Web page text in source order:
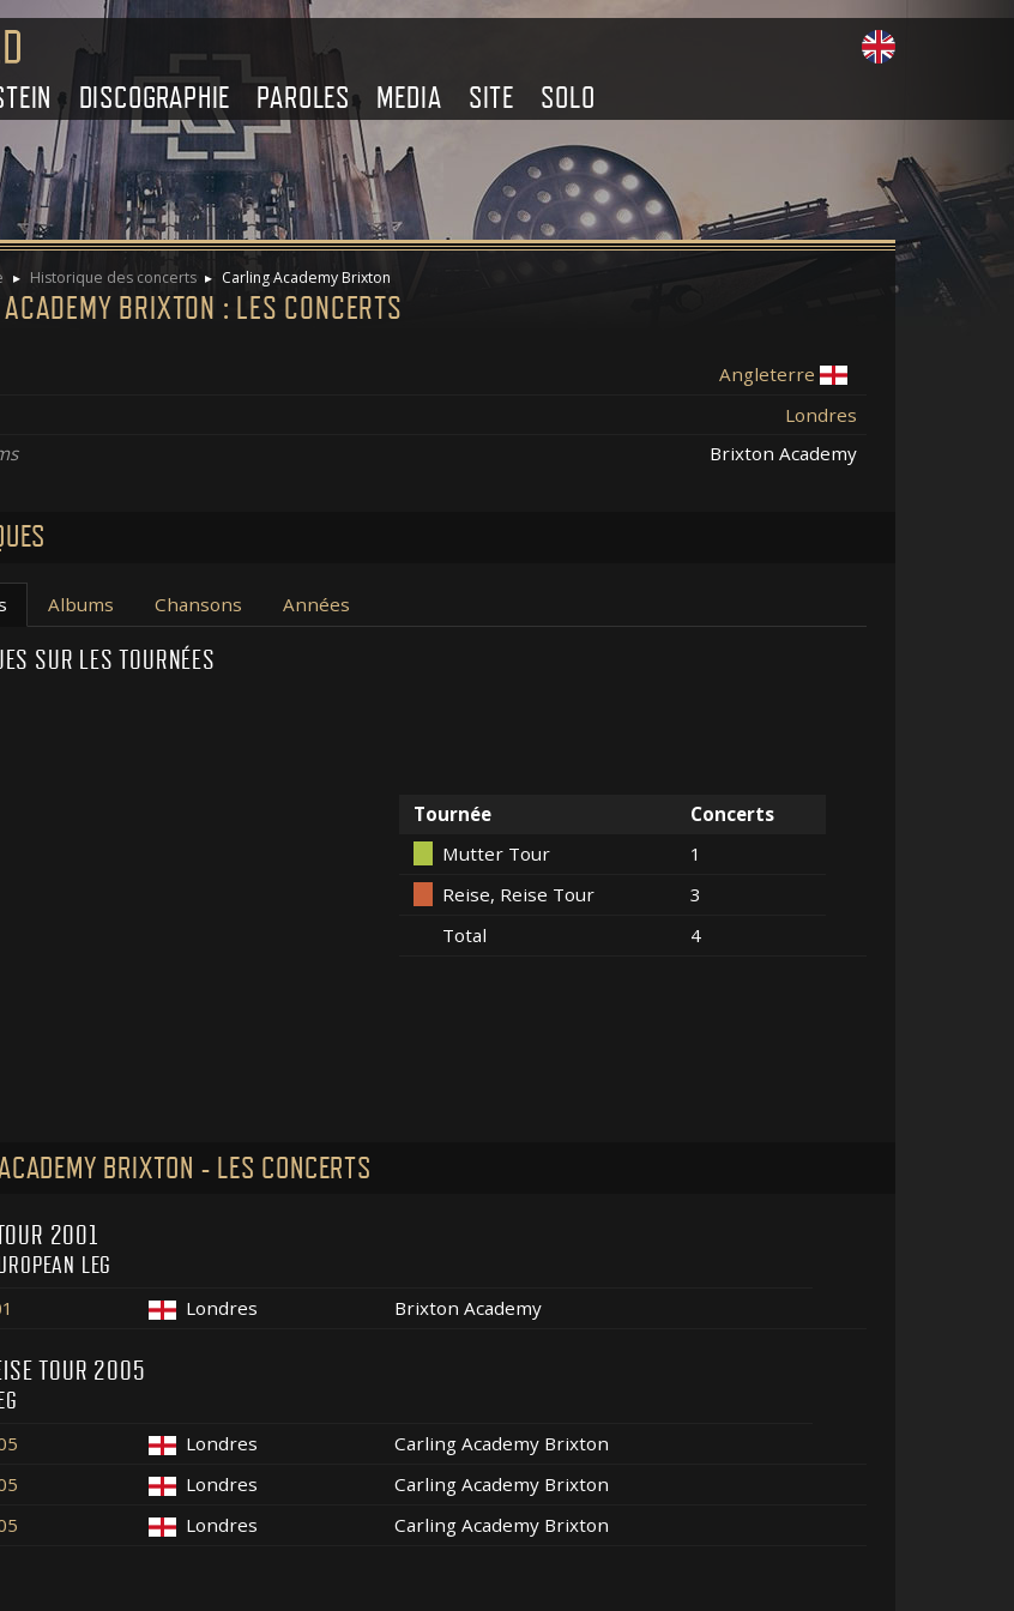
DISCOGRAPHIE PAROLES MEDIA SITE SOLO
Historique des concerts Carling Academy Brixton
BRIXTON : LES CONCERTS
Angleterre
Londres
Brixton Academy
Albums Chansons Années
SUR LES TOURNÉES
Tournée
Concerts
Mutter Tour
1
Reise, Reise Tour
3
Total
4
BRIXTON - LES CONCERTS
2001
LEG
Londres Brixton Academy
TOUR 2005
Londres
Carling Academy Brixton
Londres
Carling Academy Brixton
Londres Carling Academy Brixton